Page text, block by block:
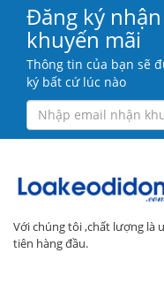
Đăng ký
khuyến mãi
Thông tin của bạn sẽ
ký bất cứ lúc nào
Với chúng tôi ,chất lượng là
tiên hàng đầu.